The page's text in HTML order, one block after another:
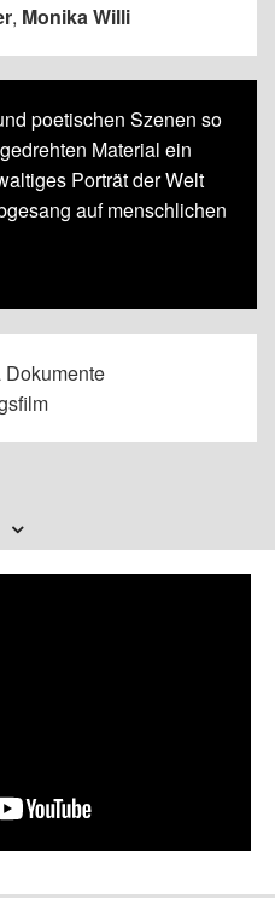
, Monika Willi
poetischen Szenen so
Material ein
Porträt der Welt
auf menschlichen